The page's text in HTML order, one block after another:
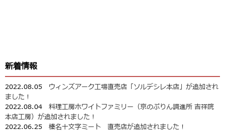
新着情報
2022.08.05 ウィンズアーク工場直売店「ソルデシレ本店」が追加され
ました！
2022.08.04 料理工房ホワイトファミリー（京のぷりん調進所 吉祥院
本店工房）が追加されました！
2022.06.25 榛名十文字ミート 直売店が追加されました！